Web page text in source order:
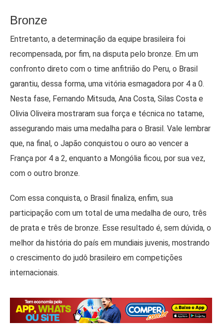
Bronze
Entretanto, a determinação da equipe brasileira foi
recompensada, por fim, na disputa pelo bronze. Em um
confronto direto com o time anfitrião do Peru, o Brasil
garantiu, dessa forma, uma vitória esmagadora por 4 a 0.
Nesta fase, Fernando Mitsuda, Ana Costa, Silas Costa e
Olivia Oliveira mostraram sua força e técnica no tatame,
assegurando mais uma medalha para o Brasil. Vale lembrar
que, na final, o Japão conquistou o ouro ao vencer a
França por 4 a 2, enquanto a Mongólia ficou, por sua vez,
com o outro bronze.
Com essa conquista, o Brasil finaliza, enfim, sua
participação com um total de uma medalha de ouro, três
de prata e três de bronze. Esse resultado é, sem dúvida, o
melhor da história do país em mundiais juvenis, mostrando
o crescimento do judô brasileiro em competições
internacionais.